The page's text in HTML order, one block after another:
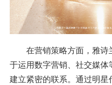
在营销策略方面，雅
于运用数字营销、社交媒
建立紧密的联系。通过明